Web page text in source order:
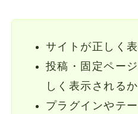
サイトが正しく
投稿・固定ペー
しく表示される
プラグインやテ